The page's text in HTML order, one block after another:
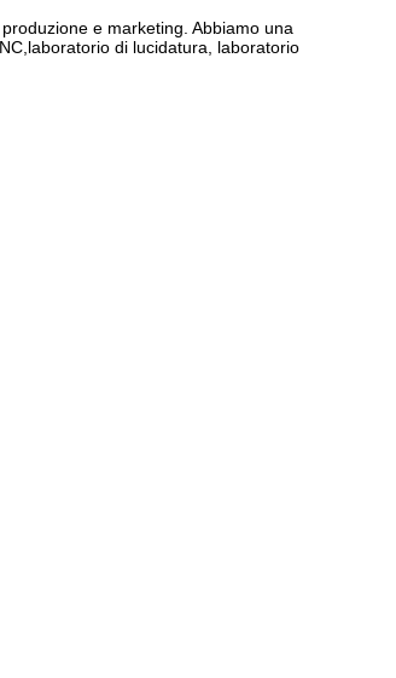
e marketing. Abbiamo una
di lucidatura, laboratorio